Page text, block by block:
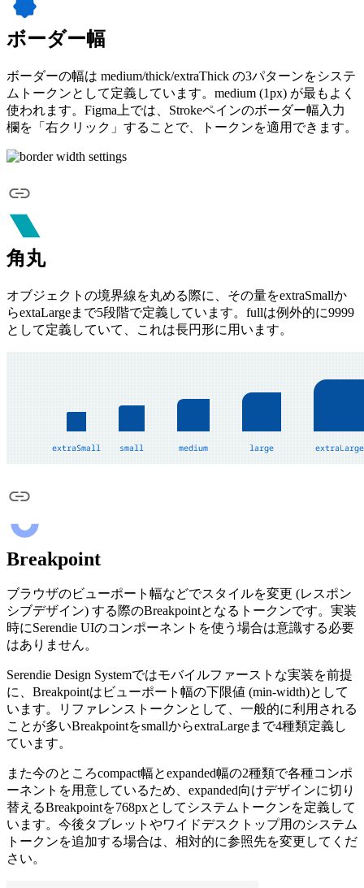
ボーダー幅
ボーダーの幅は medium/thick/extraThick の3パターンをシステ
ムトークンとして定義しています。medium (1px) が最もよく
使われます。Figma上では、Strokeペインのボーダー幅入力
欄を「右クリック」することで、トークンを適用できます。
角丸
オブジェクトの境界線を丸める際に、その量をextraSmallか
らextaLargeまで5段階で定義しています。fullは例外的に9999
として定義していて、これは長円形に用います。
Breakpoint
ブラウザのビューポート幅などでスタイルを変更 (レスポン
シブデザイン) する際のBreakpointとなるトークンです。実装
時にSerendie UIのコンポーネントを使う場合は意識する必要
はありません。
Serendie Design Systemではモバイルファーストな実装を前提
に、Breakpointはビューポート幅の下限値 (min-width)として
います。リファレンストークンとして、一般的に利用される
ことが多いBreakpointをsmallからextraLargeまで4種類定義し
ています。
また今のところcompact幅とexpanded幅の2種類で各種コンポ
ーネントを用意しているため、expanded向けデザインに切り
替えるBreakpointを768pxとしてシステムトークンを定義して
います。今後タブレットやワイドデスクトップ用のシステム
トークンを追加する場合は、相対的に参照先を変更してくだ
さい。